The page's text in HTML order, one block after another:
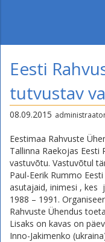
Eesti
tutvustav
08.09.2015
Eestimaa Rahvuste
Tallinna Raekojas Eesti
vastuvõtu. Vastuvõtul
Paul-Eerik Rummo
asutajaid, inimesi , kes
1988 – 1991.
Rahvuste Ühendus
Lisaks on kavas on
Inno-Jakimenko